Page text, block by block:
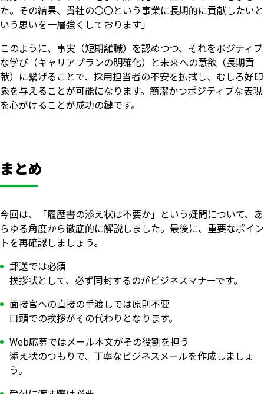
た。その結果、貴社の〇〇という事業に長期的に貢献したいと
いう思いを一層強くしております」
このように、事実（短期離職）を認めつつ、それをポジティブ
な学び（キャリアプランの明確化）と未来への意欲（長期貢
献）に繋げることで、採用担当者の不安を払拭し、むしろ好印
象を与えることが可能になります。簡潔かつポジティブな表現
を心がけることが成功の鍵です。
まとめ
今回は、「履歴書の添え状は不要か」という疑問について、あ
らゆる角度から徹底的に解説しました。最後に、重要なポイン
トを再確認しましょう。
郵送では必須
挨拶状として、必ず同封するのがビジネスマナーです。
面接官への直接の手渡しでは原則不要
口頭での挨拶がその代わりとなります。
Web応募ではメール本文がその役割を担う
添え状のつもりで、丁寧なビジネスメールを作成しましょ
う。